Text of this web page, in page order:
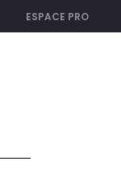
ESPACE PRO